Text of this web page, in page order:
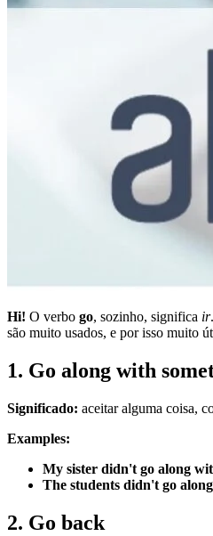
Hi! O verbo go, sozinho, significa ir
são muito usados, e por isso muito
1. Go along with
Significado: aceitar alguma coisa,
Examples:
My sister didn't go along
The students didn't go
2. Go back